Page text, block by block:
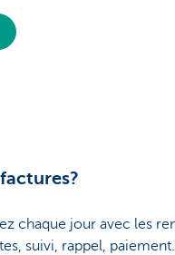
chaque jour avec les
suivi, rappel,